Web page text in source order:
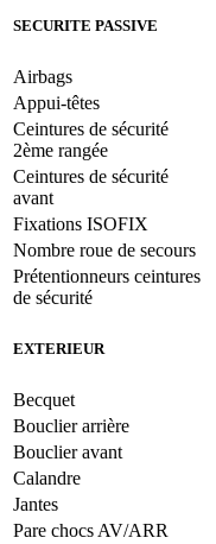
SECURITE PASSIVE
Airbags
Appui-têtes
Ceintures de sécurité
2ème rangée
Ceintures de sécurité
avant
Fixations ISOFIX
Nombre roue de secours
Prétentionneurs ceintures
de sécurité
EXTERIEUR
Becquet
Bouclier arrière
Bouclier avant
Calandre
Jantes
Pare chocs AV/ARR